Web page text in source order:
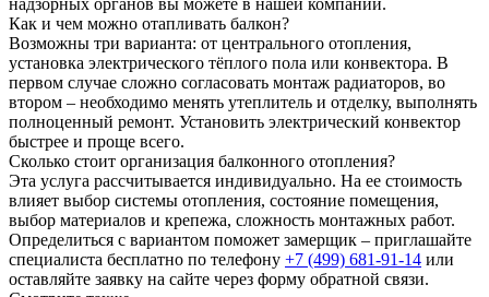
Как и чем можно отапливать балкон?
Возможны три варианта: от центрального отопления,
установка электрического тёплого пола или конвектора. В
первом случае сложно согласовать монтаж радиаторов, во
втором – необходимо менять утеплитель и отделку, выполнять
полноценный ремонт. Установить электрический конвектор
быстрее и проще всего.
Сколько стоит организация балконного отопления?
Эта услуга рассчитывается индивидуально. На ее стоимость
влияет выбор системы отопления, состояние помещения,
выбор материалов и крепежа, сложность монтажных работ.
Определиться с вариантом поможет замерщик – приглашайте
специалиста бесплатно по телефону +7 (499) 681-91-14 или
оставляйте заявку на сайте через форму обратной связи.